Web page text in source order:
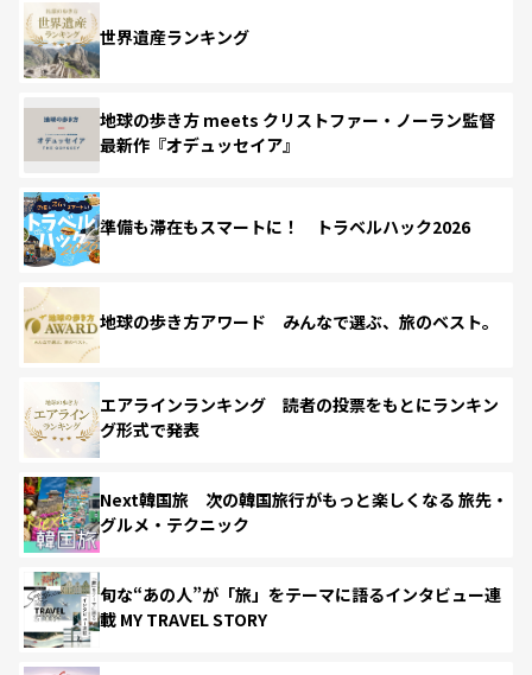
世界遺産ランキング
地球の歩き方 meets クリストファー・ノーラン監督
最新作『オデュッセイア』
準備も滞在もスマートに！ トラベルハック2026
地球の歩き方アワード みんなで選ぶ、旅のベスト。
エアラインランキング 読者の投票をもとにランキン
グ形式で発表
Next韓国旅 次の韓国旅行がもっと楽しくなる 旅先・
グルメ・テクニック
旬な“あの人”が「旅」をテーマに語るインタビュー連
載 MY TRAVEL STORY